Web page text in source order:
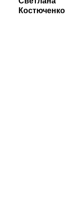
Костюченко